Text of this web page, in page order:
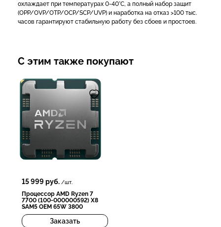
охлаждает при температурах 0-40°C, а полный набор защит
(OPP/OVP/OTP/OCP/SCP/UVP) и наработка на отказ >100 тыс.
часов гарантируют стабильную работу без сбоев и простоев.
С этим также покупают
15 999 руб. /шт.
Процессор AMD Ryzen 7
7700 (100-000000592) X8
SAM5 OEM 65W 3800
Заказать